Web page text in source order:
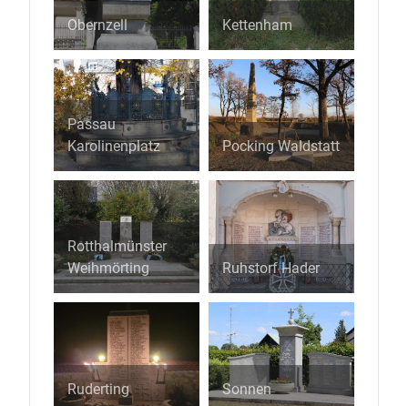
Obernzell Kettenham
Passau
Karolinenplatz
Pocking Waldstatt
Rotthalmünster
Weihmörting
Ruhstorf Hader
Ruderting Sonnen